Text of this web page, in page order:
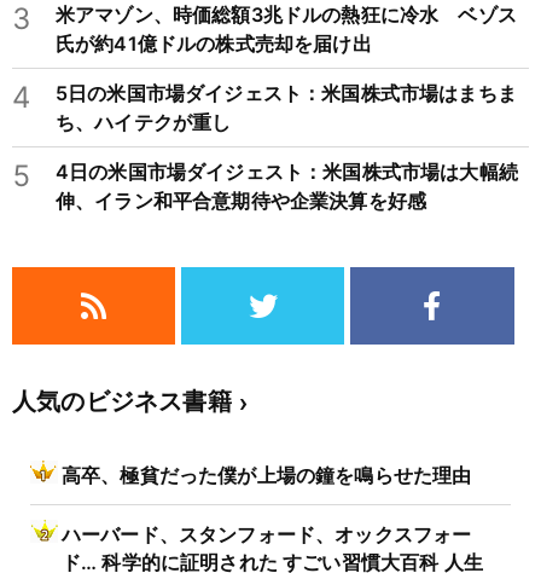
3
米アマゾン、時価総額3兆ドルの熱狂に冷水 ベゾス
氏が約41億ドルの株式売却を届け出
4
5日の米国市場ダイジェスト：米国株式市場はまちま
ち、ハイテクが重し
5
4日の米国市場ダイジェスト：米国株式市場は大幅続
伸、イラン和平合意期待や企業決算を好感
人気のビジネス書籍
高卒、極貧だった僕が上場の鐘を鳴らせた理由
ハーバード、スタンフォード、オックスフォー
ド… 科学的に証明された すごい習慣大百科 人生